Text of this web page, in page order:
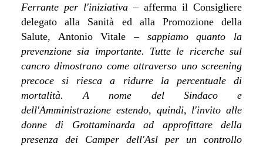
Ferrante per l'iniziativa – afferma il Consigliere
delegato alla Sanità ed alla Promozione della
Salute, Antonio Vitale – sappiamo quanto la
prevenzione sia importante. Tutte le ricerche sul
cancro dimostrano come attraverso uno screening
precoce si riesca a ridurre la percentuale di
mortalità. A nome del Sindaco e
dell'Amministrazione estendo, quindi, l'invito alle
donne di Grottaminarda ad approfittare della
presenza dei Camper dell'Asl per un controllo